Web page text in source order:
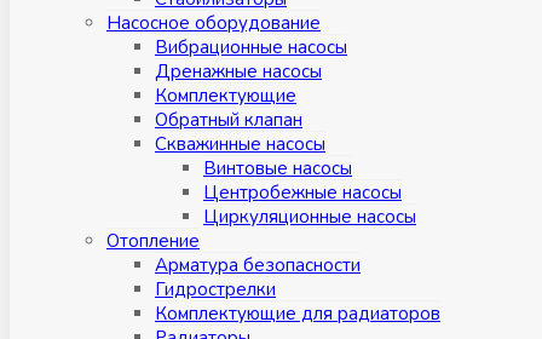
Насосное оборудование
Вибрационные насосы
Дренажные насосы
Комплектующие
Обратный клапан
Скважинные насосы
Винтовые насосы
Центробежные насосы
Циркуляционные насосы
Отопление
Арматура безопасности
Гидрострелки
Комплектующие для радиаторов